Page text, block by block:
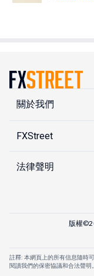
關於我們
FXStreet
法律聲明
版權
註釋: 本網頁上的所有信息隨時
閱讀我們的保密協議和合法聲明。